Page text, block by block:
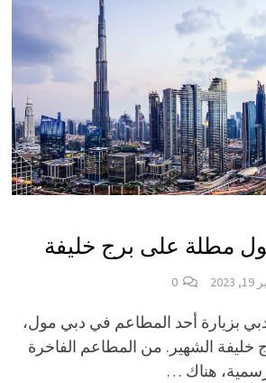
مطلة على برج خليفة
0
بزيارة أحد المطاعم في دبي مول،
خليفة الشهير. من المطاعم الفاخرة
هناك …